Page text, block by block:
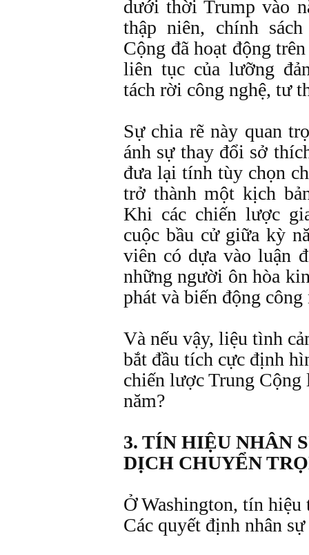
dưới thời Trump vào
thập niên, chính
Cộng đã hoạt động
liên tục của lưỡng
tách rời công nghệ, tư
Sự chia rẽ này quan
ánh sự thay đổi sở
đưa lại tính tùy chọn
trở thành một kịch
Khi các chiến lược
cuộc bầu cử giữa kỳ
viên có dựa vào luận
những người ôn hòa
phát và biến động
Và nếu vậy, liệu tình
bắt đầu tích cực định
chiến lược Trung Cộng
năm?
3. TÍN HIỆU NHÂN
DỊCH CHUYỂN
Ở Washington, tín
Các quyết định nhân